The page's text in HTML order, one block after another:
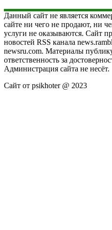
Данный сайт не является
сайте ни чего не продают, ни
услуги не оказываются. Сайт
новостей RSS канала
newsru.com. Материалы
ответственность за
Администрация сайта не несёт.
Сайт от psikhoter @ 2023